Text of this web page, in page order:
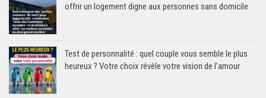
offrir un logement digne aux personnes sans domicile
Test de personnalité : quel couple vous semble le plus
heureux ? Votre choix révèle votre vision de l’amour